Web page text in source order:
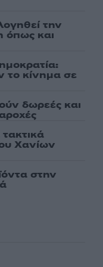
την
όπως και
το κίνημα σε
δωρεές και
Χανίων
στην